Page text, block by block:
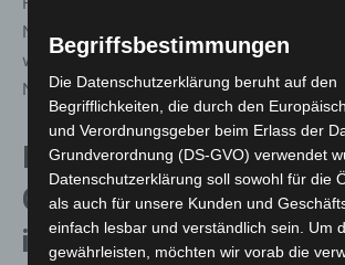
Nach der Annexion der Krim durch
wurden die Kompetenzen des THW im
Notversorgung und Notinstandsetzung
Herausforderungen der
Gegenwart:
internationale Krisen
Begriffsbestimmungen
Die Datenschutzerklärung beruht auf den
Begrifflichkeiten, die durch den
und Verordnungsgeber beim Erlass der
Grundverordnung (DS-GVO) verwendet
Datenschutzerklärung soll sowohl für die
als auch für unsere Kunden und
einfach lesbar und verständlich sein. Um
gewährleisten, möchten wir vorab die